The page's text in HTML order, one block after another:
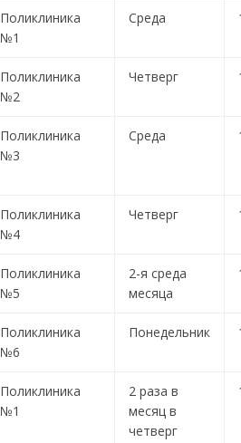
Поликлиника
№1
Среда
Поликлиника
№2
Четверг
Поликлиника
№3
Среда
Поликлиника
№4
Четверг
Поликлиника
№5
2-я среда
месяца
Поликлиника
№6
Понедельник
Поликлиника
№1
2 раза в
месяц в
четверг